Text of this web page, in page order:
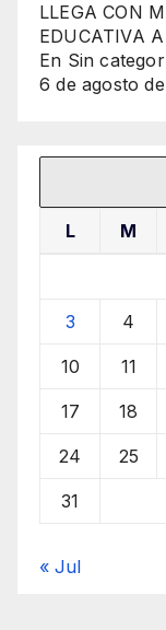
LLEGA CON
EDUCATIVA
En Sin
6 de agosto
L M
3 4
10 11
17 18
24 25
31
« Jul